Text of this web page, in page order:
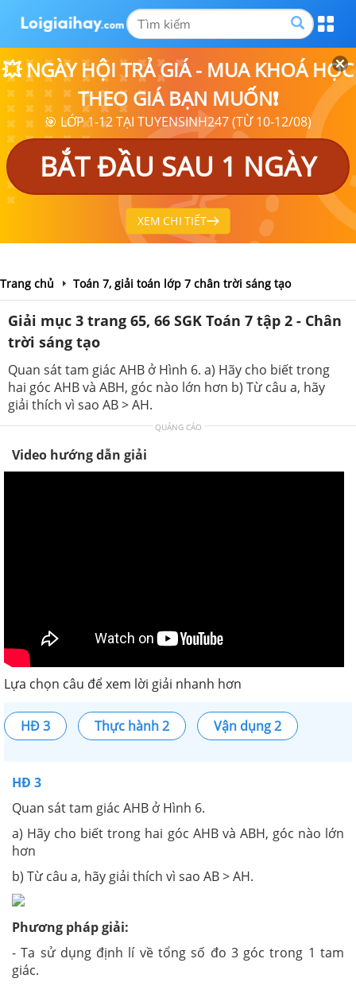
💥 NGÀY HỘI TRẢ GIÁ - MUA KHOÁ HỌC
THEO GIÁ BẠN MUỐN❗
🎯 LỚP 1-12 TẠI TUYENSINH247 (TỪ 10-12/08)
BẮT ĐẦU SAU 1 NGÀY
XEM CHI TIẾT
Trang chủ Toán 7, giải toán lớp 7 chân trời sáng tạo
Giải mục 3 trang 65, 66 SGK Toán 7 tập 2 - Chân
trời sáng tạo
Quan sát tam giác AHB ở Hình 6. a) Hãy cho biết trong
hai góc AHB và ABH, góc nào lớn hơn b) Từ câu a, hãy
giải thích vì sao AB > AH.
QUẢNG CÁO
Video hướng dẫn giải
Lựa chọn câu để xem lời giải nhanh hơn
HĐ 3 Thực hành 2 Vận dụng 2
HĐ 3
Quan sát tam giác AHB ở Hình 6.
a) Hãy cho biết trong hai góc AHB và ABH, góc nào lớn
hơn
b) Từ câu a, hãy giải thích vì sao AB > AH.
Phương pháp giải:
- Ta sử dụng định lí về tổng số đo 3 góc trong 1 tam
giác.